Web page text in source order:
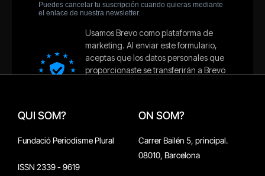
QUI SOM?
Fundació Periodisme Plural
ISSN 2339 - 9619
ON SOM?
Carrer Bailén 5, principal.
08010, Barcelona